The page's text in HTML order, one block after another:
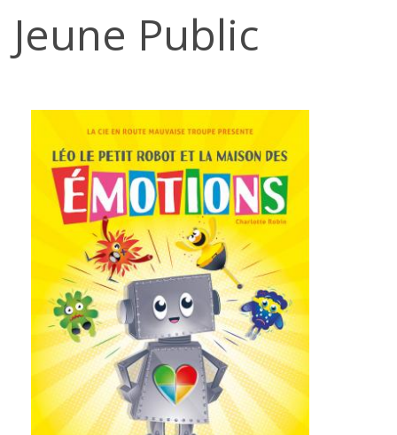
Jeune Public